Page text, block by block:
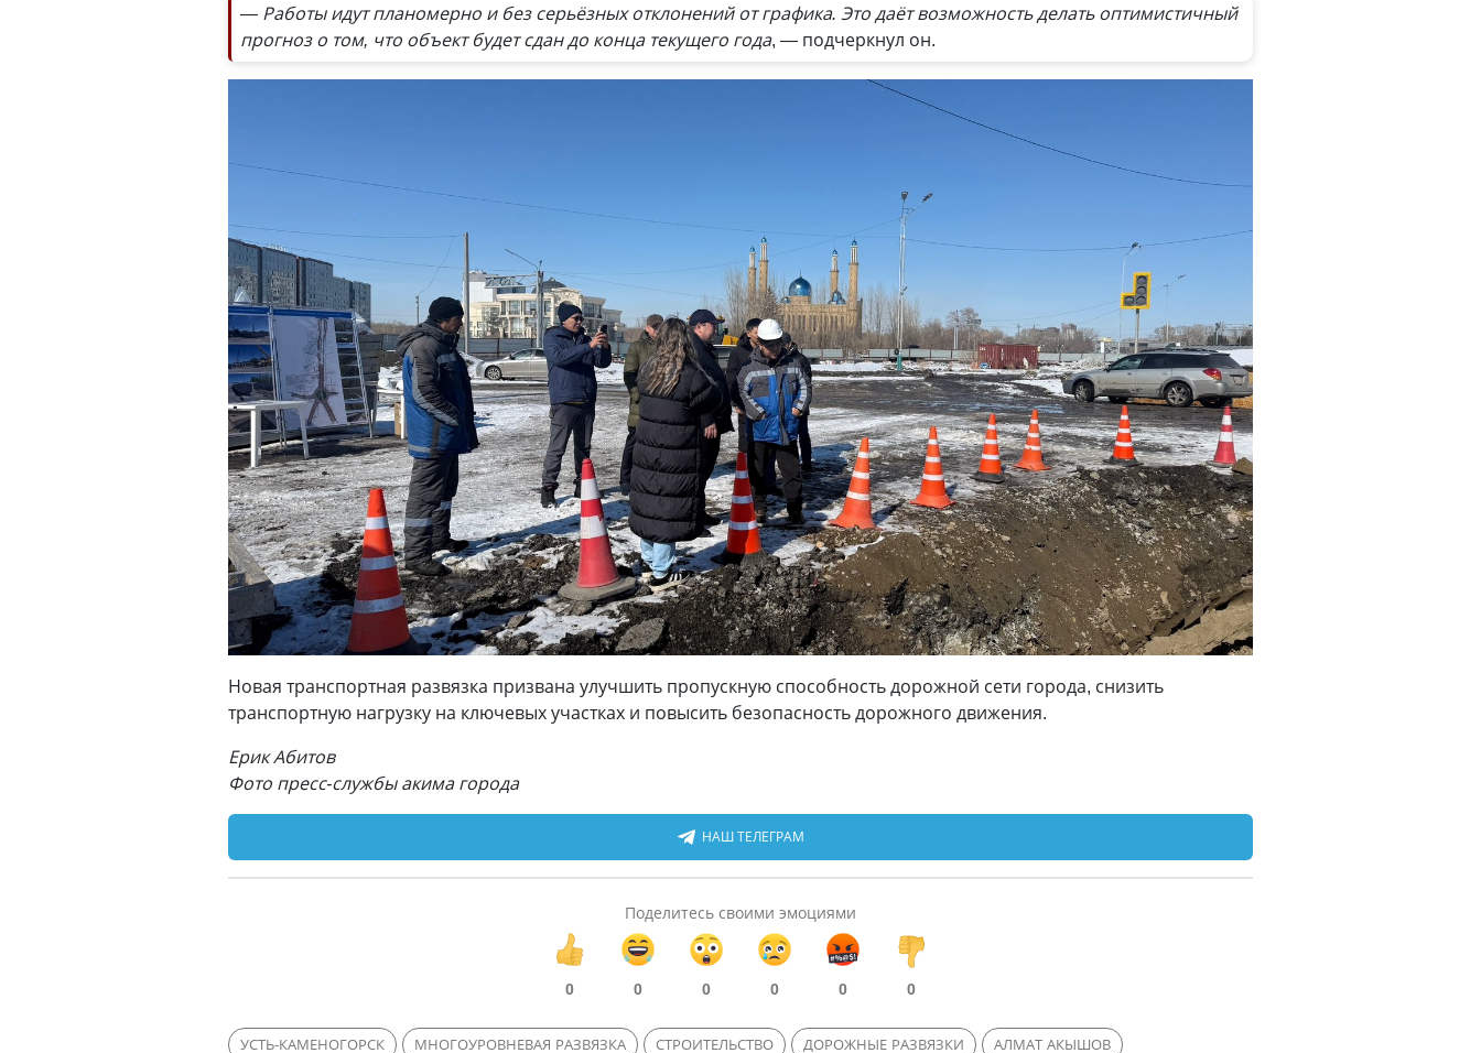
— Работы идут планомерно и без серьёзных отклонений от графика. Это даёт возможность делать оптимистичный
прогноз о том, что объект будет сдан до конца текущего года, — подчеркнул он.
Новая транспортная развязка призвана улучшить пропускную способность дорожной сети города, снизить
транспортную нагрузку на ключевых участках и повысить безопасность дорожного движения.
Ерик Абитов
Фото пресс-службы акима города
НАШ ТЕЛЕГРАМ
Поделитесь своими эмоциями
0 0 0 0 0 0
УСТЬ-КАМЕНОГОРСК МНОГОУРОВНЕВАЯ РАЗВЯЗКА СТРОИТЕЛЬСТВО ДОРОЖНЫЕ РАЗВЯЗКИ АЛМАТ АКЫШОВ